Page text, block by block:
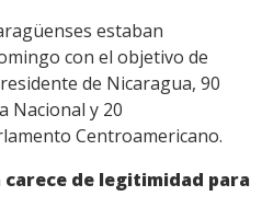
estaban
con el objetivo de
de Nicaragua, 90
Nacional y 20
Centroamericano.
de legitimidad para